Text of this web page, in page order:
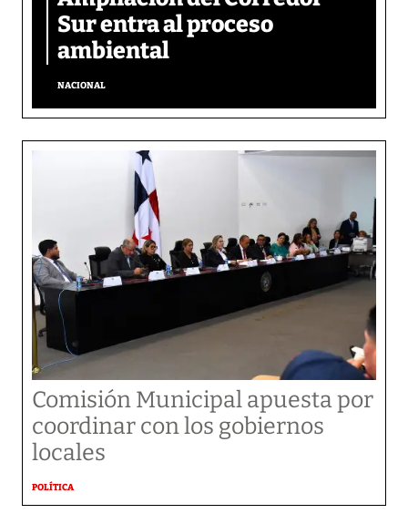
Sur entra al proceso
ambiental
NACIONAL
Comisión Municipal apuesta por
coordinar con los gobiernos
locales
POLÍTICA